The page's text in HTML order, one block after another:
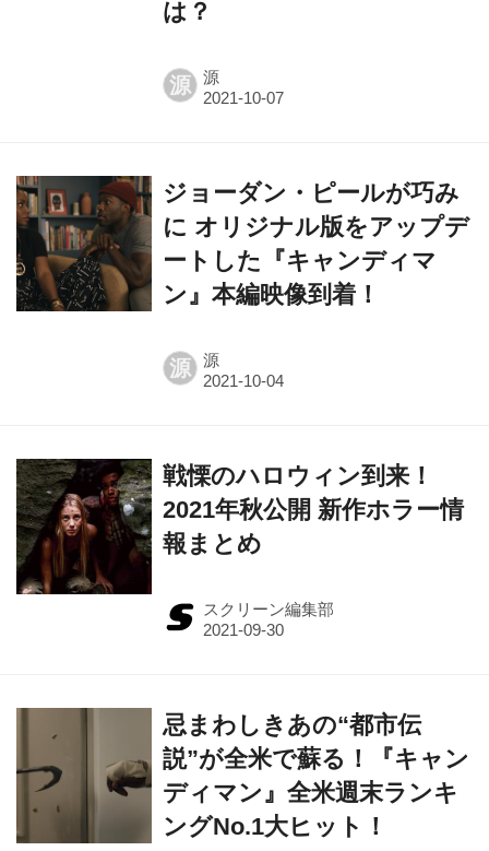
は？
源 源
ジョーダン・ピールが巧み
に オリジナル版をアップデ
ートした『キャンディマ
ン』本編映像到着！
源 源
戦慄のハロウィン到来！
2021年秋公開 新作ホラー情
報まとめ
スクリーン編集部
忌まわしきあの“都市伝
説”が全米で蘇る！『キャン
ディマン』全米週末ランキ
ングNo.1大ヒット！